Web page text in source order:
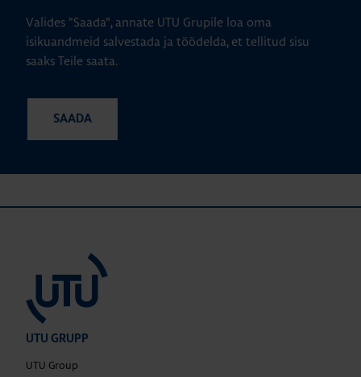
Valides "Saada", annate UTU Grupile loa oma
isikuandmeid salvestada ja töödelda, et tellitud sisu
saaks Teile saata.
UTU GRUPP
UTU Group